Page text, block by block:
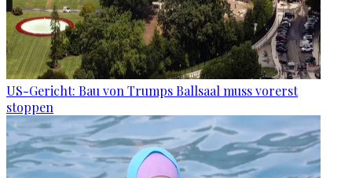
US-Gericht: Bau von Trumps Ballsaal muss vorerst
stoppen